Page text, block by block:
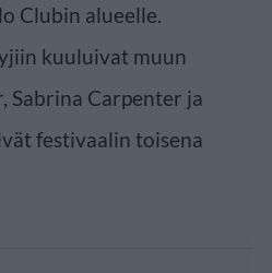
Clubin alueelle.
kuuluivat muun
Sabrina Carpenter ja
festivaalin toisena